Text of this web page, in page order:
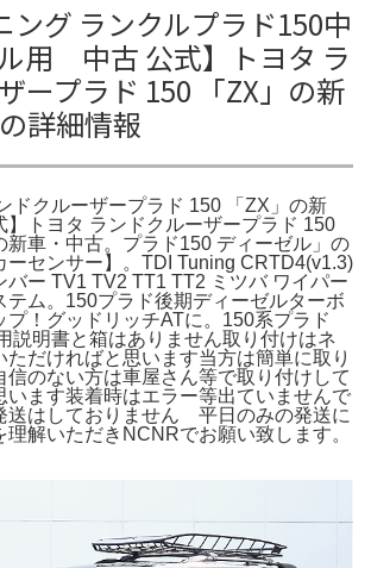
ング ランクルプラド150中
用 中古 公式】トヨタ ラ
ープラド 150 「ZX」の新
詳細情報
ドクルーザープラド 150 「ZX」の新
】トヨタ ランドクルーザープラド 150
新車・中古。プラド150 ディーゼル」の
ーセンサー】。TDI Tuning CRTD4(v1.3)
バー TV1 TV2 TT1 TT2 ミツバ ワイパー
テム。150プラド後期ディーゼルターボ
プ！グッドリッチATに。150系プラド
説明書と箱はありません取り付けはネ
ただければと思います当方は簡単に取り
信のない方は車屋さん等で取り付けして
います装着時はエラー等出ていませんで
はしておりません 平日のみの発送に
理解いただきNCNRでお願い致します。